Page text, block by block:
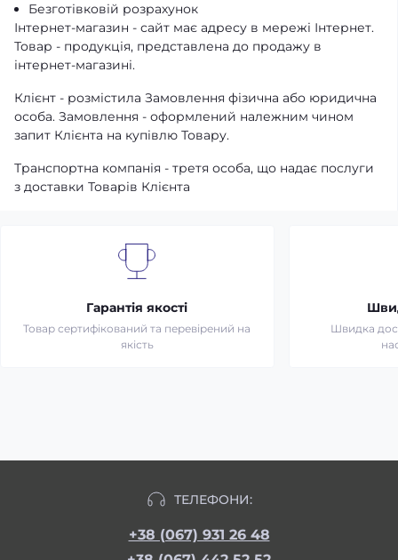
Безготівковій розрахунок
Інтернет-магазин - сайт має адресу в мережі Інтернет.
Товар - продукція, представлена ​​до продажу в
інтернет-магазині.
Клієнт - розмістила Замовлення фізична або юридична
особа. Замовлення - оформлений належним чином
запит Клієнта на купівлю Товару.
Транспортна компанія - третя особа, що надає послуги
з доставки Товарів Клієнта
Гарантія якості
Товар сертифікований та перевірений на
якість
Швидка
ТЕЛЕФОНИ:
+38 (067) 931 26 48